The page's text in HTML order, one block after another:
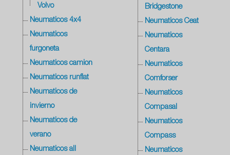
Volvo
Neumaticos 4x4
Neumaticos
furgoneta
Neumaticos camion
Neumaticos runflat
Neumaticos de
invierno
Neumaticos de
verano
Neumaticos all
Bridgestone
Neumaticos Ceat
Neumaticos
Centara
Neumaticos
Comforser
Neumaticos
Compasal
Neumaticos
Compass
Neumaticos